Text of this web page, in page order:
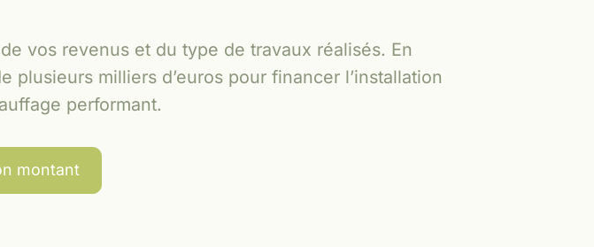
vos revenus et du type de travaux réalisés. En
milliers d’euros pour financer l’installation
performant.
montant